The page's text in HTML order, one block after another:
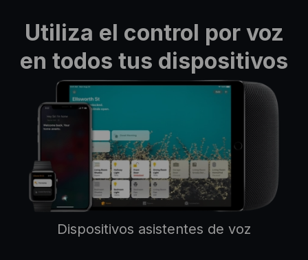
Utiliza el control por voz
en todos tus dispositivos
Dispositivos asistentes de voz